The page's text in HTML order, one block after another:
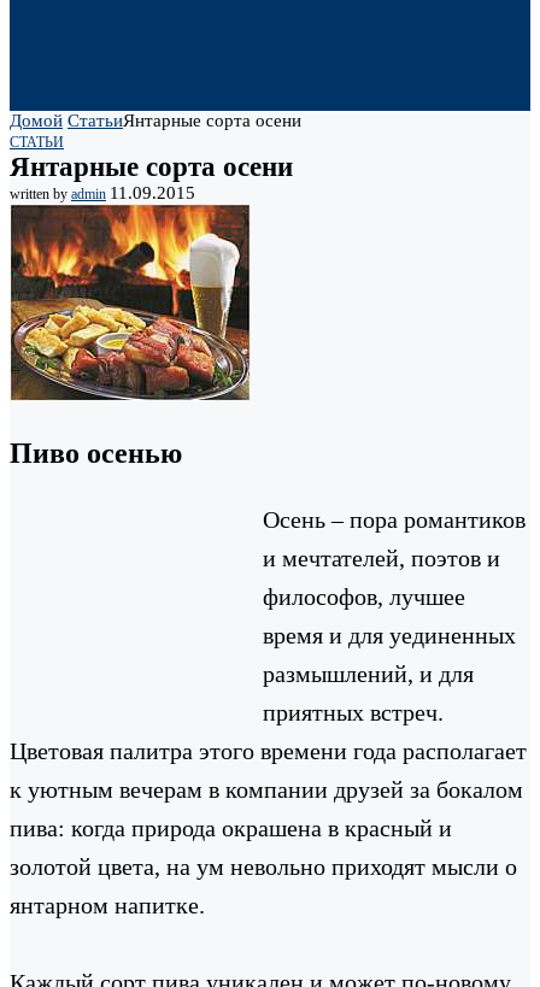
Домой СтатьиЯнтарные сорта осени
СТАТЬИ
Янтарные сорта осени
written by admin 11.09.2015
Пиво осенью
Осень – пора романтиков
и мечтателей, поэтов и
философов, лучшее
время и для уединенных
размышлений, и для
приятных встреч.
Цветовая палитра этого времени года располагает
к уютным вечерам в компании друзей за бокалом
пива: когда природа окрашена в красный и
золотой цвета, на ум невольно приходят мысли о
янтарном напитке.